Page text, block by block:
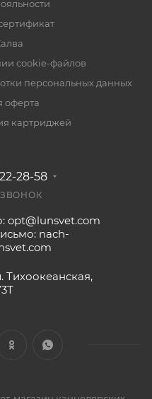
cookie-файлов
персональных данных
оферта
картриджей
28-58
opt@lunsvet.com
nach-
Тихоокеанская,